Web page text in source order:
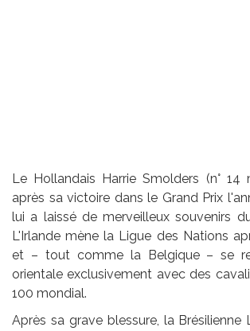
Le Hollandais Harrie Smolders (n° 14
après sa victoire dans le Grand Prix
lui a laissé de merveilleux souvenirs
L'Irlande mène la Ligue des Nations
et – tout comme la Belgique – se
orientale exclusivement avec des
100 mondial.
Après sa grave blessure, la Brésilienne